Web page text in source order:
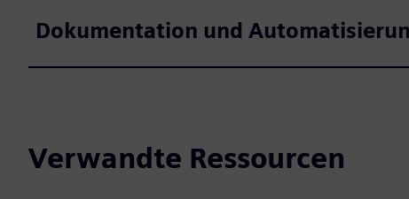
Dokumentation und
Verwandte Ressourcen